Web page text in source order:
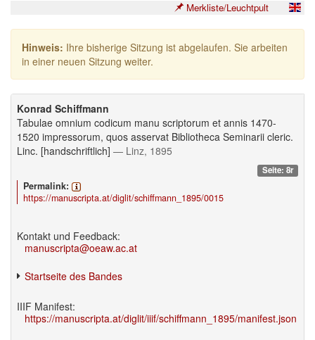
Merkliste/Leuchtpult
Hinweis: Ihre bisherige Sitzung ist abgelaufen. Sie arbeiten
in einer neuen Sitzung weiter.
Konrad Schiffmann
Tabulae omnium codicum manu scriptorum et annis 1470-
1520 impressorum, quos asservat Bibliotheca Seminarii cleric.
Linc. [handschriftlich] — Linz, 1895
Seite: 8r
Permalink:
https://manuscripta.at/diglit/schiffmann_1895/0015
Kontakt und Feedback:
manuscripta@oeaw.ac.at
Startseite des Bandes
IIIF Manifest:
https://manuscripta.at/diglit/iiif/schiffmann_1895/manifest.json